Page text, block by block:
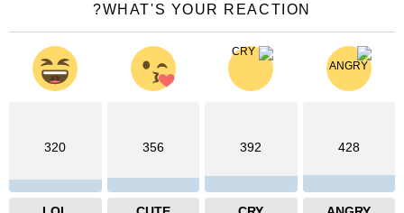
WHAT'S YOUR REACTION?
428
392
356
320